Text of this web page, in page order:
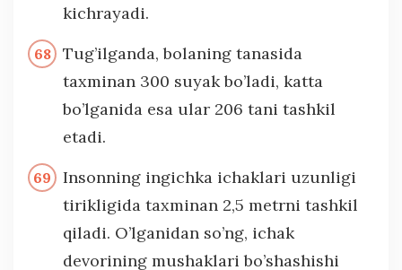
kichrayadi.
Tug’ilganda, bolaning tanasida
taxminan 300 suyak bo’ladi, katta
bo’lganida esa ular 206 tani tashkil
etadi.
Insonning ingichka ichaklari uzunligi
tirikligida taxminan 2,5 metrni tashkil
qiladi. O’lganidan so’ng, ichak
devorining mushaklari bo’shashishi